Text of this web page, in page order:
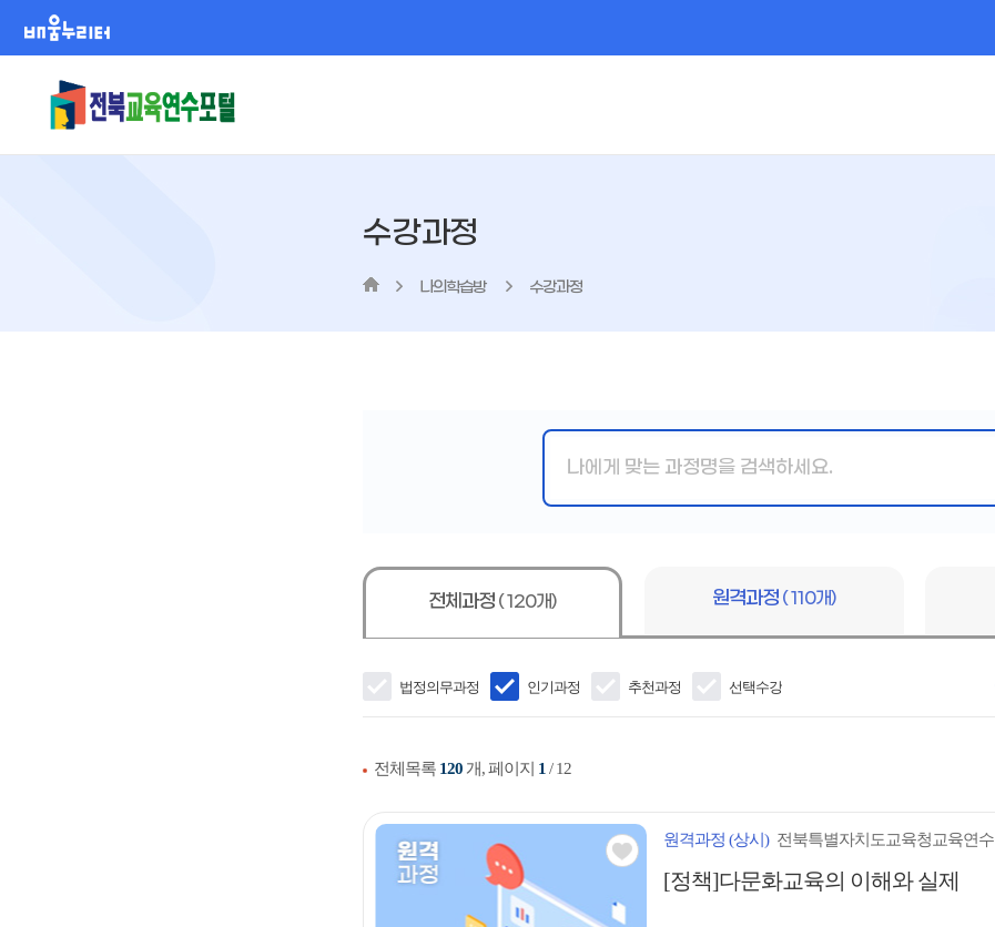
수강과정
나의학습방 수강과정
심
력
전체과정 ( 120개) 원격과정 ( 110개)
법정의무과정 인기과정 추천과정 선택수강
전체목록 120 개, 페이지 1/ 12
원격과정 (상시) 전북특별자치도교육청교육연
관심
아
[정책]다문화교육의 이해와 실제